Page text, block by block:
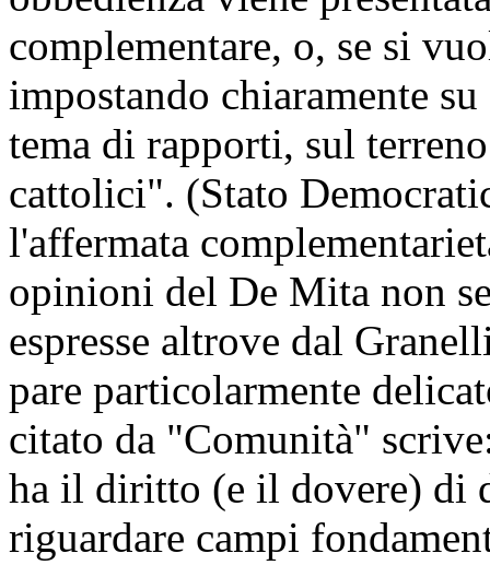
complementare, o, se si
impostando chiaramente
tema di rapporti, sul
cattolici". (Stato
l'affermata
opinioni del De Mita non
espresse altrove dal
pare particolarmente
citato da "Comunità"
ha il diritto (e il dovere) di
riguardare campi